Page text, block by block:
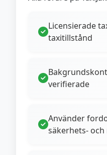
Licensierade
taxitillstånd
verifierade
Använder
säkerhets-